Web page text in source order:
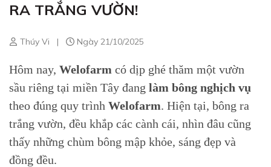
RA TRẮNG VƯỜN!
Thúy Vi | Ngày 21/10/2025
Hôm nay, Welofarm có dịp ghé thăm một vườn
sầu riêng tại miền Tây đang làm bông nghịch vụ
theo đúng quy trình Welofarm. Hiện tại, bông ra
trắng vườn, đều khắp các cành cái, nhìn đâu cũng
thấy những chùm bông mập khỏe, sáng đẹp và
đồng đều.